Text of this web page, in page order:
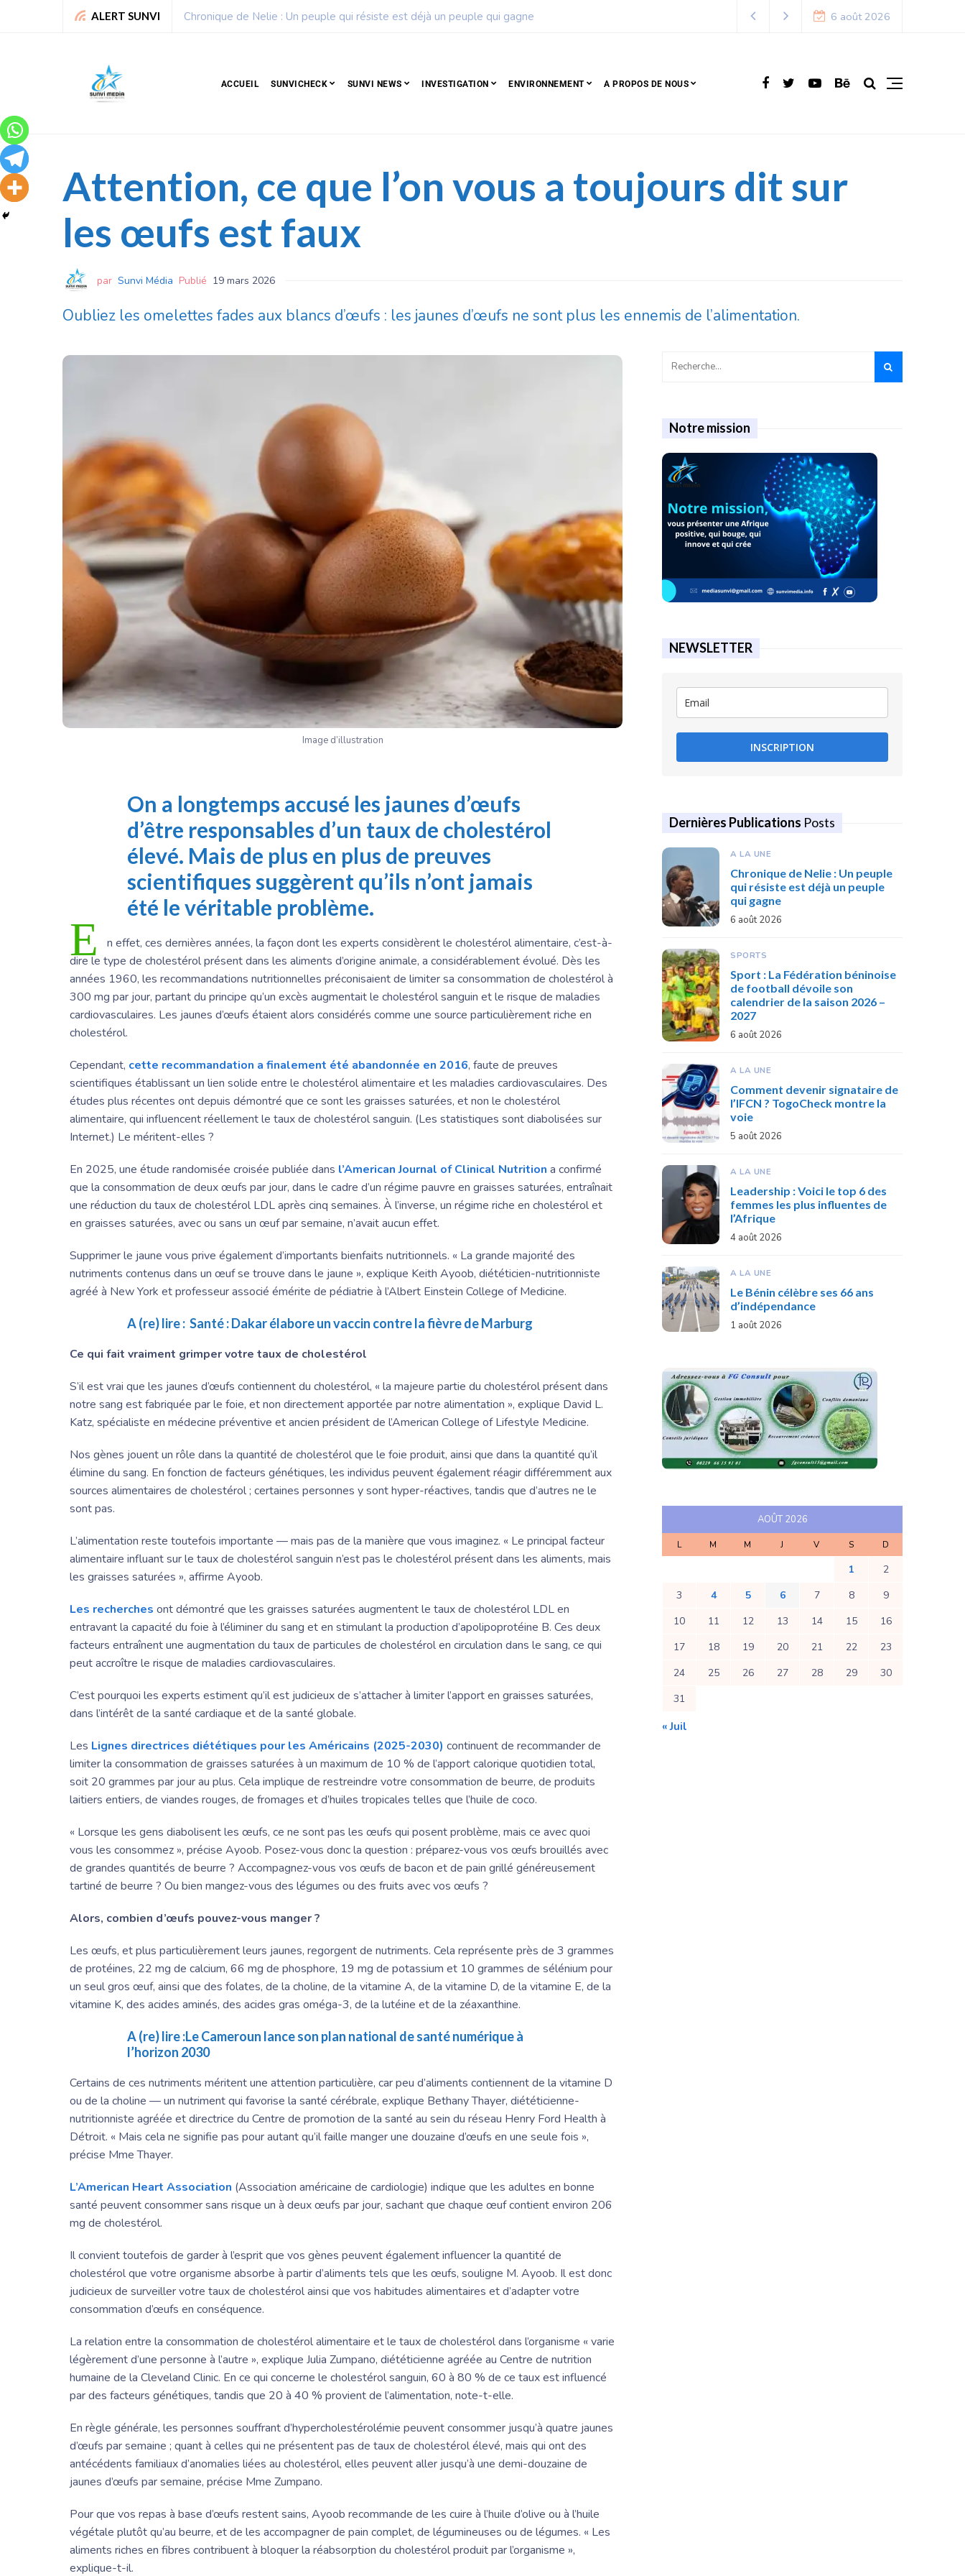
ALERT SUNVI Sport : La Fédération béninoise de football dévoile son calendrier de la saison 2026 – 2027 6 août 2026
ACCUEIL SUNVICHECK SUNVI NEWS INVESTIGATION ENVIRONNEMENT A PROPOS DE NOUS
Attention, ce que l’on vous a toujours dit sur
les œufs est faux
par Sunvi Média Publié 19 mars 2026
Oubliez les omelettes fades aux blancs d’œufs : les jaunes d’œufs ne sont plus les ennemis de l’alimentation.
Image d’illustration
On a longtemps accusé les jaunes d’œufs
d’être responsables d’un taux de cholestérol
élevé. Mais de plus en plus de preuves
scientifiques suggèrent qu’ils n’ont jamais
été le véritable problème.
E
n effet, ces dernières années, la façon dont les experts considèrent le cholestérol alimentaire, c’est-à-
dire le type de cholestérol présent dans les aliments d’origine animale, a considérablement évolué. Dès les
années 1960, les recommandations nutritionnelles préconisaient de limiter sa consommation de cholestérol à
300 mg par jour, partant du principe qu’un excès augmentait le cholestérol sanguin et le risque de maladies
cardiovasculaires. Les jaunes d’œufs étaient alors considérés comme une source particulièrement riche en
cholestérol.
Cependant, cette recommandation a finalement été abandonnée en 2016, faute de preuves
scientifiques établissant un lien solide entre le cholestérol alimentaire et les maladies cardiovasculaires. Des
études plus récentes ont depuis démontré que ce sont les graisses saturées, et non le cholestérol
alimentaire, qui influencent réellement le taux de cholestérol sanguin. (Les statistiques sont diabolisées sur
Internet.) Le méritent-elles ?
En 2025, une étude randomisée croisée publiée dans l’American Journal of Clinical Nutrition a confirmé
que la consommation de deux œufs par jour, dans le cadre d’un régime pauvre en graisses saturées, entraînait
une réduction du taux de cholestérol LDL après cinq semaines. À l’inverse, un régime riche en cholestérol et
en graisses saturées, avec ou sans un œuf par semaine, n’avait aucun effet.
Supprimer le jaune vous prive également d’importants bienfaits nutritionnels. « La grande majorité des
nutriments contenus dans un œuf se trouve dans le jaune », explique Keith Ayoob, diététicien-nutritionniste
agréé à New York et professeur associé émérite de pédiatrie à l’Albert Einstein College of Medicine.
A (re) lire : Santé : Dakar élabore un vaccin contre la fièvre de Marburg
Ce qui fait vraiment grimper votre taux de cholestérol
S’il est vrai que les jaunes d’œufs contiennent du cholestérol, « la majeure partie du cholestérol présent dans
notre sang est fabriquée par le foie, et non directement apportée par notre alimentation », explique David L.
Katz, spécialiste en médecine préventive et ancien président de l’American College of Lifestyle Medicine.
Nos gènes jouent un rôle dans la quantité de cholestérol que le foie produit, ainsi que dans la quantité qu’il
élimine du sang. En fonction de facteurs génétiques, les individus peuvent également réagir différemment aux
sources alimentaires de cholestérol ; certaines personnes y sont hyper-réactives, tandis que d’autres ne le
sont pas.
L’alimentation reste toutefois importante — mais pas de la manière que vous imaginez. « Le principal facteur
alimentaire influant sur le taux de cholestérol sanguin n’est pas le cholestérol présent dans les aliments, mais
les graisses saturées », affirme Ayoob.
Les recherches ont démontré que les graisses saturées augmentent le taux de cholestérol LDL en
entravant la capacité du foie à l’éliminer du sang et en stimulant la production d’apolipoprotéine B. Ces deux
facteurs entraînent une augmentation du taux de particules de cholestérol en circulation dans le sang, ce qui
peut accroître le risque de maladies cardiovasculaires.
C’est pourquoi les experts estiment qu’il est judicieux de s’attacher à limiter l’apport en graisses saturées,
dans l’intérêt de la santé cardiaque et de la santé globale.
Les Lignes directrices diététiques pour les Américains (2025-2030) continuent de recommander de
limiter la consommation de graisses saturées à un maximum de 10 % de l’apport calorique quotidien total,
soit 20 grammes par jour au plus. Cela implique de restreindre votre consommation de beurre, de produits
laitiers entiers, de viandes rouges, de fromages et d’huiles tropicales telles que l’huile de coco.
« Lorsque les gens diabolisent les œufs, ce ne sont pas les œufs qui posent problème, mais ce avec quoi
vous les consommez », précise Ayoob. Posez-vous donc la question : préparez-vous vos œufs brouillés avec
de grandes quantités de beurre ? Accompagnez-vous vos œufs de bacon et de pain grillé généreusement
tartiné de beurre ? Ou bien mangez-vous des légumes ou des fruits avec vos œufs ?
Alors, combien d’œufs pouvez-vous manger ?
Les œufs, et plus particulièrement leurs jaunes, regorgent de nutriments. Cela représente près de 3 grammes
de protéines, 22 mg de calcium, 66 mg de phosphore, 19 mg de potassium et 10 grammes de sélénium pour
un seul gros œuf, ainsi que des folates, de la choline, de la vitamine A, de la vitamine D, de la vitamine E, de la
vitamine K, des acides aminés, des acides gras oméga-3, de la lutéine et de la zéaxanthine.
A (re) lire :Le Cameroun lance son plan national de santé numérique à
l’horizon 2030
Certains de ces nutriments méritent une attention particulière, car peu d’aliments contiennent de la vitamine D
ou de la choline — un nutriment qui favorise la santé cérébrale, explique Bethany Thayer, diététicienne-
nutritionniste agréée et directrice du Centre de promotion de la santé au sein du réseau Henry Ford Health à
Détroit. « Mais cela ne signifie pas pour autant qu’il faille manger une douzaine d’œufs en une seule fois »,
précise Mme Thayer.
L’American Heart Association (Association américaine de cardiologie) indique que les adultes en bonne
santé peuvent consommer sans risque un à deux œufs par jour, sachant que chaque œuf contient environ 206
mg de cholestérol.
Il convient toutefois de garder à l’esprit que vos gènes peuvent également influencer la quantité de
cholestérol que votre organisme absorbe à partir d’aliments tels que les œufs, souligne M. Ayoob. Il est donc
judicieux de surveiller votre taux de cholestérol ainsi que vos habitudes alimentaires et d’adapter votre
consommation d’œufs en conséquence.
La relation entre la consommation de cholestérol alimentaire et le taux de cholestérol dans l’organisme « varie
légèrement d’une personne à l’autre », explique Julia Zumpano, diététicienne agréée au Centre de nutrition
humaine de la Cleveland Clinic. En ce qui concerne le cholestérol sanguin, 60 à 80 % de ce taux est influencé
par des facteurs génétiques, tandis que 20 à 40 % provient de l’alimentation, note-t-elle.
En règle générale, les personnes souffrant d’hypercholestérolémie peuvent consommer jusqu’à quatre jaunes
d’œufs par semaine ; quant à celles qui ne présentent pas de taux de cholestérol élevé, mais qui ont des
antécédents familiaux d’anomalies liées au cholestérol, elles peuvent aller jusqu’à une demi-douzaine de
jaunes d’œufs par semaine, précise Mme Zumpano.
Pour que vos repas à base d’œufs restent sains, Ayoob recommande de les cuire à l’huile d’olive ou à l’huile
végétale plutôt qu’au beurre, et de les accompagner de pain complet, de légumineuses ou de légumes. « Les
aliments riches en fibres contribuent à bloquer la réabsorption du cholestérol produit par l’organisme »,
explique-t-il.
Notre mission
NEWSLETTER
INSCRIPTION
Dernières Publications Posts
A LA UNE
Chronique de Nelie : Un peuple
qui résiste est déjà un peuple
qui gagne
6 août 2026
SPORTS
Sport : La Fédération béninoise
de football dévoile son
calendrier de la saison 2026 –
2027
6 août 2026
A LA UNE
Comment devenir signataire de
l’IFCN ? TogoCheck montre la
voie
5 août 2026
A LA UNE
Leadership : Voici le top 6 des
femmes les plus influentes de
l’Afrique
4 août 2026
A LA UNE
Le Bénin célèbre ses 66 ans
d’indépendance
1 août 2026
AOÛT 2026
L M M J V S D
1
2
3
4 5 6 7 8
9
10
11 12 13 14 15
16
17
18 19 20 21 22
23
24
25 26 27 28 29
30
31
« Juil